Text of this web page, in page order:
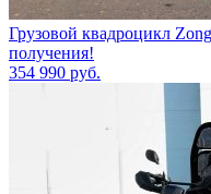
Грузовой квадроцикл
получения!
354 990 руб.